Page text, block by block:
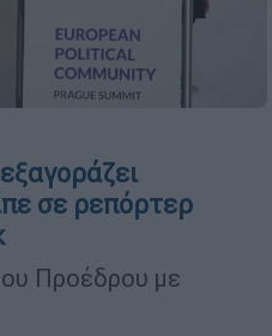
σε ρεπόρτερ
Προέδρου με